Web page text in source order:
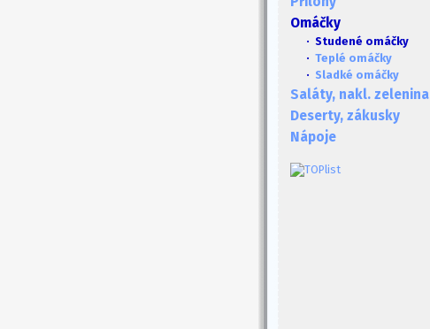
Omáčky
· Studené omáčky
· Teplé omáčky
· Sladké omáčky
Saláty, nakl. zelenina
Deserty, zákusky
Nápoje